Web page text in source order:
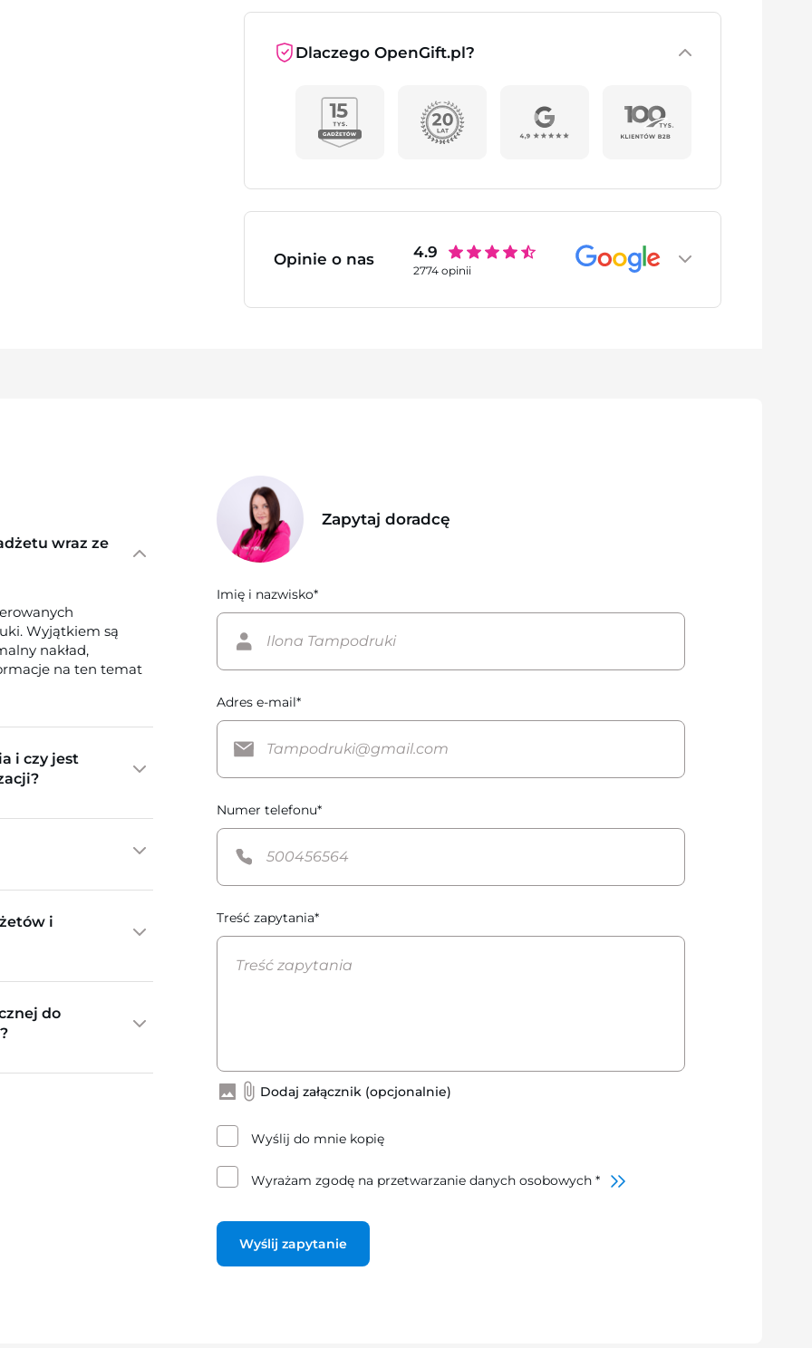
Dlaczego OpenGift.pl?
Opinie o nas 4.9
2774opinii
wraz ze
Wyjątkiem są
nakład,
na ten temat
i czy jest
i
do
Zapytaj doradcę
Imię i nazwisko*
Adres e-mail*
Numer telefonu*
Treść zapytania*
Dodaj załącznik (opcjonalnie)
Wyślij do mnie kopię
Wyrażam zgodę na przetwarzanie danych osobowych *
Wyślij zapytanie